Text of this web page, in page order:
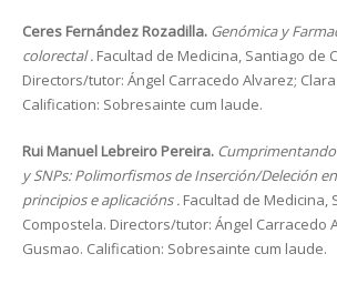
Ceres Fernández Rozadilla. Genómica y
colorectal . Facultad de Medicina, Santiago de
Directors/tutor: Ángel Carracedo Alvarez;
Calification: Sobresainte cum laude.
Rui Manuel Lebreiro Pereira.
y SNPs: Polimorfismos de Inserción/Deleción
principios e aplicacións . Facultad de Medicina,
Compostela. Directors/tutor: Ángel Carracedo
Gusmao. Calification: Sobresainte cum laude.